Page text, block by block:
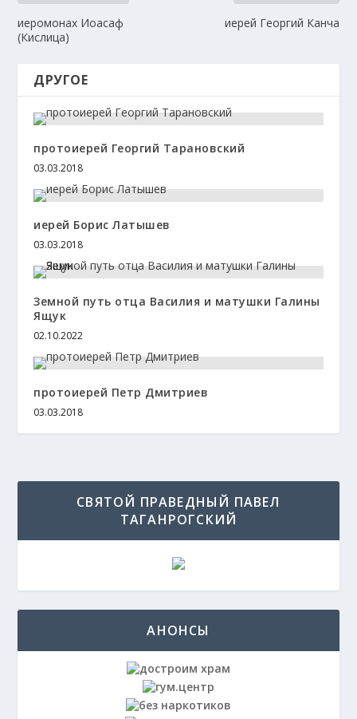
иеромонах Иоасаф
(Кислица)
иерей Георгий Канча
ДРУГОЕ
протоиерей Георгий Тарановский
03.03.2018
иерей Борис Латышев
03.03.2018
Земной путь отца Василия и матушки Галины
Ящук
02.10.2022
протоиерей Петр Дмитриев
03.03.2018
СВЯТОЙ ПРАВЕДНЫЙ ПАВЕЛ
ТАГАНРОГСКИЙ
АНОНСЫ